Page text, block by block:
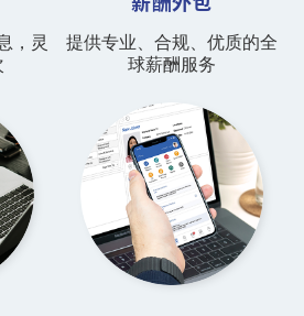
，灵
提供专业、合规、优质的全
球薪酬服务